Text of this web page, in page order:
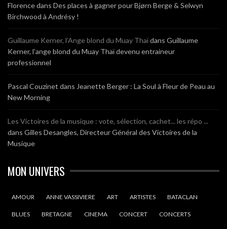
Florencedans Des places à gagner pour Bjørn Berge & Selwyn
Birchwood à Andrésy !
Guillaume Kerner, l’Ange blond du Muay Thaïdans Guillaume
Kerner, l’ange blond du Muay Thaï devenu entraineur
professionnel
Pascal Couzinet dans Jeanette Berger : La Soul à Fleur de Peau au
New Morning
Les Victoires de la musique : vote, sélection, cachet... les répo ...
dans Gilles Desangles, Directeur Général des Victoires de la
Musique
MON UNIVERS
AMOUR ANNE VASSIVIERE ART ARTISTES BATACLAN
BLUES BRETAGNE CINEMA CONCERT CONCERTS